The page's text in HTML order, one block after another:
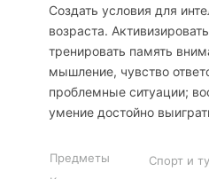
Создать условия для
возраста.
тренировать память
мышление, чувство
проблемные ситуации;
умение достойно
Предметы
Спорт и